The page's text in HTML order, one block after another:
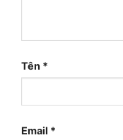
Tên *
Email *